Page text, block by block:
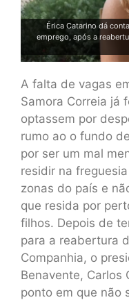
Érica Catarino dá
emprego, após a
A falta de vagas
Samora Correia já
optassem por
rumo ao o fundo
por ser um mal
residir na
zonas do país e
que resida por
filhos. Depois de
para a reabertura
Companhia, o
Benavente, Carlos
ponto em que não